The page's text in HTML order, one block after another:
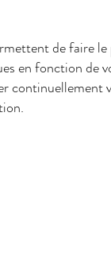
de faire
en fonction de
continuellement